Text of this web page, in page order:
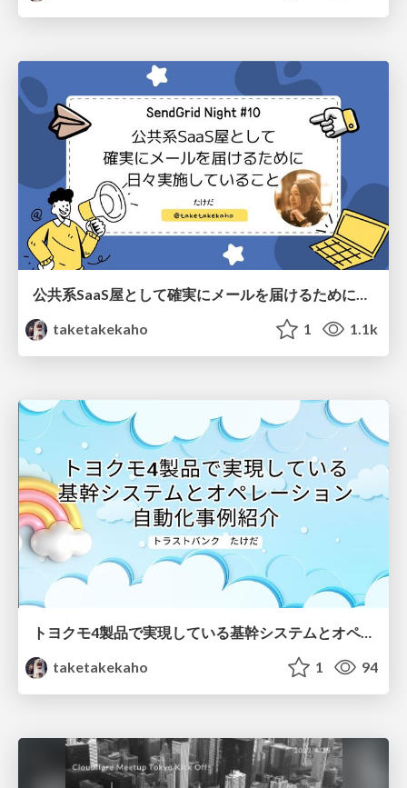
taketakekaho
1 1.1k
トヨクモ4製品で実現している基幹システムとオペレーション自動化事例紹介
taketakekaho
1 94